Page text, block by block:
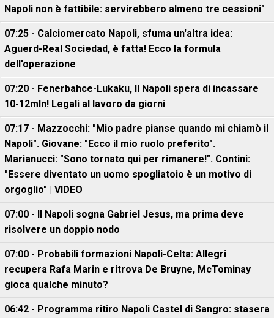
Napoli non è fattibile: servirebbero almeno tre cessioni"
07:25 - Calciomercato Napoli, sfuma un'altra idea:
Aguerd-Real Sociedad, è fatta! Ecco la formula
dell'operazione
07:20 - Fenerbahce-Lukaku, ll Napoli spera di incassare
10-12mln! Legali al lavoro da giorni
07:17 - Mazzocchi: "Mio padre pianse quando mi chiamò il
Napoli". Giovane: "Ecco il mio ruolo preferito".
Marianucci: "Sono tornato qui per rimanere!". Contini:
"Essere diventato un uomo spogliatoio è un motivo di
orgoglio" | VIDEO
07:00 - Il Napoli sogna Gabriel Jesus, ma prima deve
risolvere un doppio nodo
07:00 - Probabili formazioni Napoli-Celta: Allegri
recupera Rafa Marin e ritrova De Bruyne, McTominay
gioca qualche minuto?
06:42 - Programma ritiro Napoli Castel di Sangro: stasera